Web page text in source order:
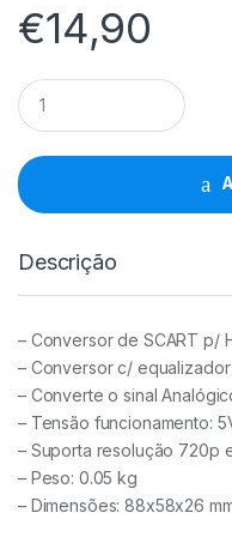
€14,90
Conversor
TV
SCART
HDMI
quantidade
Descrição
– Conversor de SCART p/
– Conversor c/
– Converte o sinal
– Tensão funcionamento:
– Suporta resolução 720p
– Peso: 0.05 kg
– Dimensões: 88x58x26